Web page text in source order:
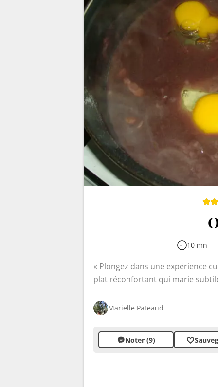
10 mn
Plongez dans une expérience
plat réconfortant qui marie
vin rouge apporte une
touche de gourmandise, tandis
l'ensemble.
Marielle Pateaud
Noter (9)